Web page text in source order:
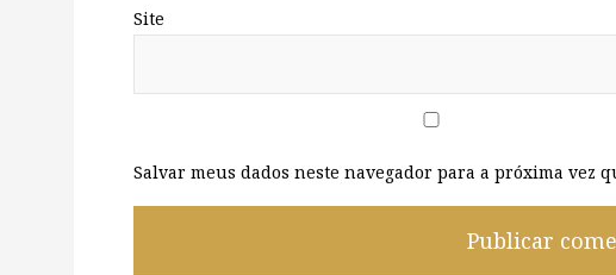
Site
Salvar meus dados neste navegador para a próxima vez